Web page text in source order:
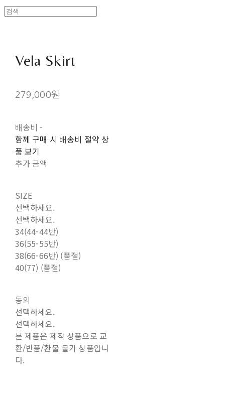
Vela Skirt
279,000원
배송비 -
함께 구매 시 배송비 절약 상
품 보기
추가 금액
SIZE
선택하세요.
선택하세요.
34(44-44반)
36(55-55반)
38(66-66반) (품절)
40(77) (품절)
동의
선택하세요.
선택하세요.
본 제품은 제작 상품으로 교
환/반품/환불 불가 상품입니
다.